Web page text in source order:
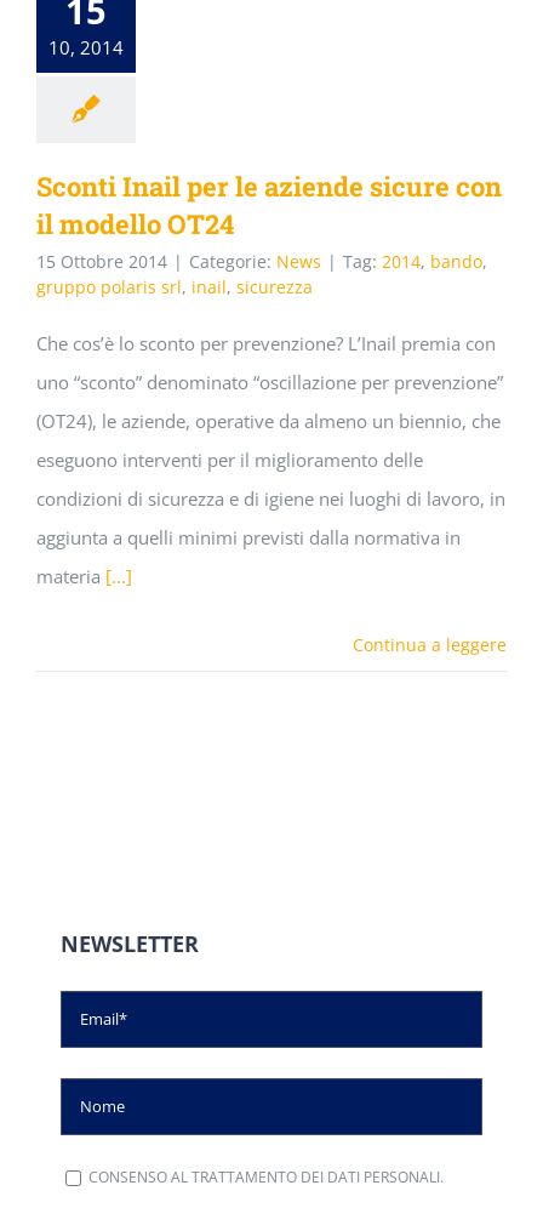
15
10, 2014
Sconti Inail per le aziende sicure con
il modello OT24
15 Ottobre 2014 | Categorie: News | Tag: 2014, bando,
gruppo polaris srl, inail, sicurezza
Che cos’è lo sconto per prevenzione? L’Inail premia con
uno “sconto” denominato “oscillazione per prevenzione”
(OT24), le aziende, operative da almeno un biennio, che
eseguono interventi per il miglioramento delle
condizioni di sicurezza e di igiene nei luoghi di lavoro, in
aggiunta a quelli minimi previsti dalla normativa in
materia [...]
Continua a leggere
NEWSLETTER
CONSENSO AL TRATTAMENTO DEI DATI PERSONALI.